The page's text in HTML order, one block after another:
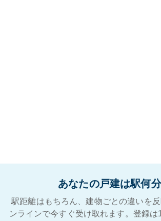
あなたの戸建は駅何
駅距離はもちろん、建物ごとの違いを
ンラインで今すぐ受け取れます。登録